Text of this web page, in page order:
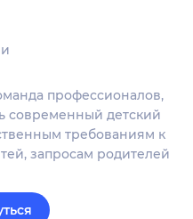
профессионалов,
современный детский
требованиям к
запросам родителей